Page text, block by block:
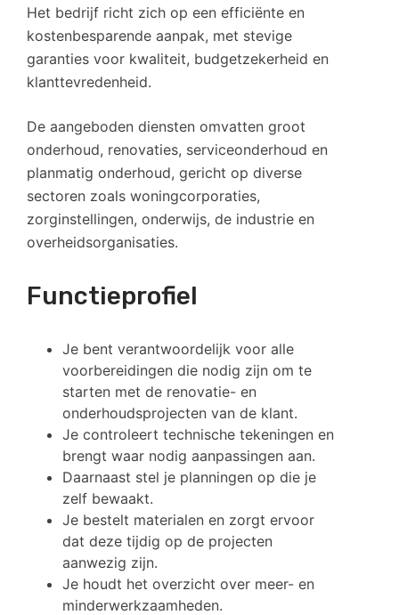
Het bedrijf richt zich op een efficiënte en
kostenbesparende aanpak, met stevige
garanties voor kwaliteit, budgetzekerheid en
klanttevredenheid.
De aangeboden diensten omvatten groot
onderhoud, renovaties, serviceonderhoud en
planmatig onderhoud, gericht op diverse
sectoren zoals woningcorporaties,
zorginstellingen, onderwijs, de industrie en
overheidsorganisaties.
Functieprofiel
Je bent verantwoordelijk voor alle
voorbereidingen die nodig zijn om te
starten met de renovatie- en
onderhoudsprojecten van de klant.
Je controleert technische tekeningen en
brengt waar nodig aanpassingen aan.
Daarnaast stel je planningen op die je
zelf bewaakt.
Je bestelt materialen en zorgt ervoor
dat deze tijdig op de projecten
aanwezig zijn.
Je houdt het overzicht over meer- en
minderwerkzaamheden.